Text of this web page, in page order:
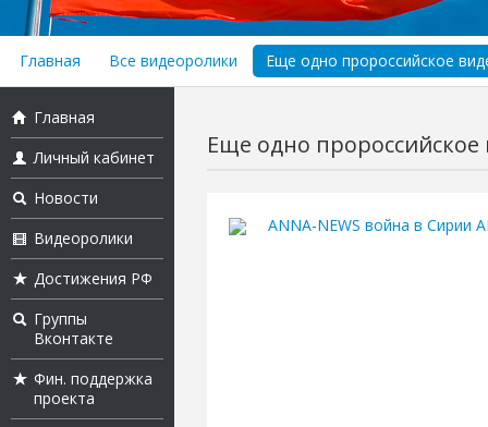
Главная Все видеоролики Еще одно пророссийское
Главная
Личный кабинет
Новости
Видеоролики
Достижения РФ
Группы
Вконтакте
Фин. поддержка
проекта
Еще одно пророссийское
ANNA-NEWS война в Сирии